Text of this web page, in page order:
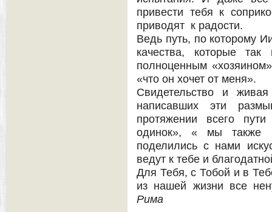
привести тебя к
приводят к радости.
Ведь путь, по которому
качества, которые
полноценным
«что он хочет от меня».
Свидетельство и
написавших эти
протяжении всего
одинок», « мы также
поделились с нами
ведут к тебе и
Для Тебя, с Тобой и в
из нашей жизни все
Рима